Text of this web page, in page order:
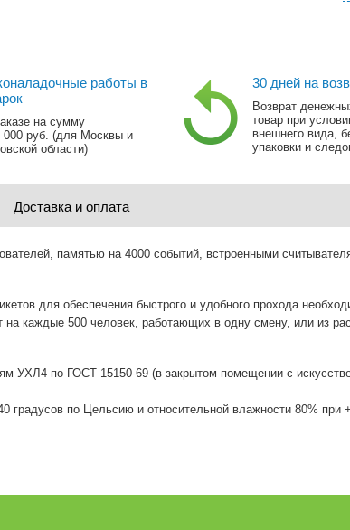
работы в
на сумму
000 руб. (для Москвы и
области)
30 дней на
Возврат
товар при
внешнего вида,
упаковки и
Доставка и оплата
памятью на 4000 событий, встроенными
для обеспечения быстрого и удобного прохода
на каждые 500 человек, работающих в одну смену, или из
УХЛ4 по ГОСТ 15150-69 (в закрытом помещении с
по Цельсию и относительной влажности 80% при